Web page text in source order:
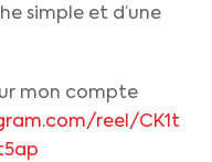
simple et d’une
mon compte
reel/CK1t